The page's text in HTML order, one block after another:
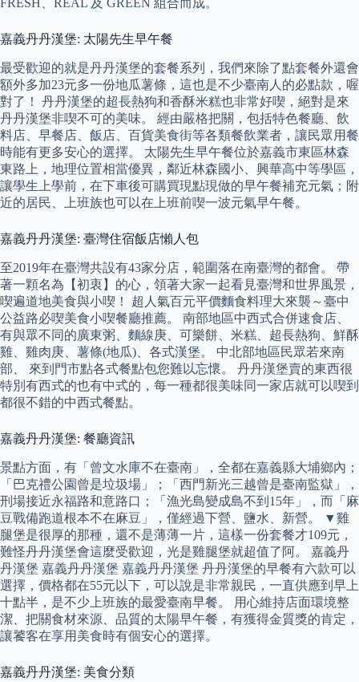
FRESH、REAL 及 GREEN 組合而成。
嘉義丹丹漢堡: 太陽先生早午餐
最受歡迎的就是丹丹漢堡的套餐系列，我們來除了點套餐外還會
額外多加23元多一份地瓜薯條，這也是不少臺南人的必點款，喔
對了！ 丹丹漢堡的超長熱狗和香酥米糕也非常好喫，絕對是來
丹丹漢堡非喫不可的美味。 經由嚴格把關，包括特色餐廳、飲
料店、早餐店、飯店、百貨美食街等各類餐飲業者，讓民眾用餐
時能有更多安心的選擇。 太陽先生早午餐位於嘉義市東區林森
東路上，地理位置相當優異，鄰近林森國小、興華高中等學區，
讓學生上學前，在下車後可購買現點現做的早午餐補充元氣；附
近的居民、上班族也可以在上班前喫一波元氣早午餐。
嘉義丹丹漢堡: 臺灣住宿飯店懶人包
至2019年在臺灣共設有43家分店，範圍落在南臺灣的都會。 帶
著一顆名為【初衷】的心，領著大家一起看見臺灣和世界風景，
喫遍道地美食與小喫！ 超人氣百元平價麵食料理大來襲～臺中
公益路必喫美食小喫餐廳推薦。 南部地區中西式合併速食店、
有與眾不同的廣東粥、麵線庚、可樂餅、米糕、超長熱狗、鮮酥
雞、雞肉庚、薯條(地瓜)、各式漢堡。 中北部地區民眾若來南
部、 來到門市點各式餐點包您難以忘懷。 丹丹漢堡賣的東西很
特別有西式的也有中式的，每一種都很美味同一家店就可以喫到
都很不錯的中西式餐點。
嘉義丹丹漢堡: 餐廳資訊
景點方面，有「曾文水庫不在臺南」，全都在嘉義縣大埔鄉內；
「巴克禮公園曾是垃圾場」；「西門新光三越曾是臺南監獄」，
刑場接近永福路和意路口；「漁光島變成島不到15年」，而「麻
豆戰備跑道根本不在麻豆」，僅經過下營、鹽水、新營。 ▼雞
腿堡是很厚的那種，還不是薄薄一片，這樣一份套餐才109元，
難怪丹丹漢堡會這麼受歡迎，光是雞腿堡就超值了阿。 嘉義丹
丹漢堡 嘉義丹丹漢堡 嘉義丹丹漢堡 丹丹漢堡的早餐有六款可以
選擇，價格都在55元以下，可以說是非常親民，一直供應到早上
十點半，是不少上班族的最愛臺南早餐。 用心維持店面環境整
潔、把關食材來源、品質的太陽早午餐，有獲得金質獎的肯定，
讓饕客在享用美食時有個安心的選擇。
嘉義丹丹漢堡: 美食分類